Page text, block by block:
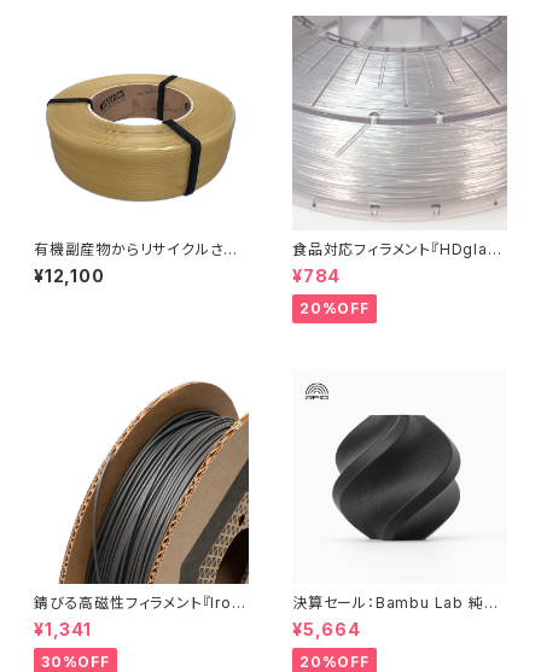
有機副産物からリサイクルされ
た『ReForm Organic rPLA』
¥12,100
食品対応フィラメント『HDglas
s』：お試しサンプル 10M
¥784
20%OFF
錆びる高磁性フィラメント『Iron
-filled Metal Composite P
LA』：お試しサンプル 10M
¥1,341
30%OFF
決算セール：Bambu Lab 純正
『PETG-CF』
¥5,664
20%OFF